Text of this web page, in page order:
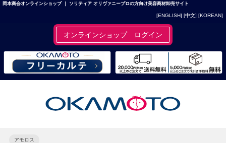
岡本商会オンラインショップ ｜ ソリティア オリヴァニープロの方向け美容商材卸売サイト
[ENGLISH] [中文] [KOREAN]
オンラインショップ ログイン
アモロス